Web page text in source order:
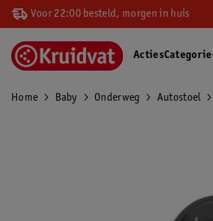
Voor 22:00 besteld, morgen in huis
Acties
Home Baby Onderweg Autostoel